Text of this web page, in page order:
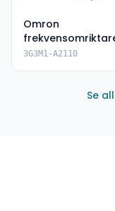
Omron
3G3M1-A2110
3G3M1-A2110
Se